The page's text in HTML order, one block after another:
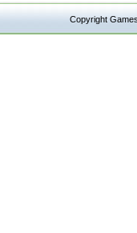
Copyright